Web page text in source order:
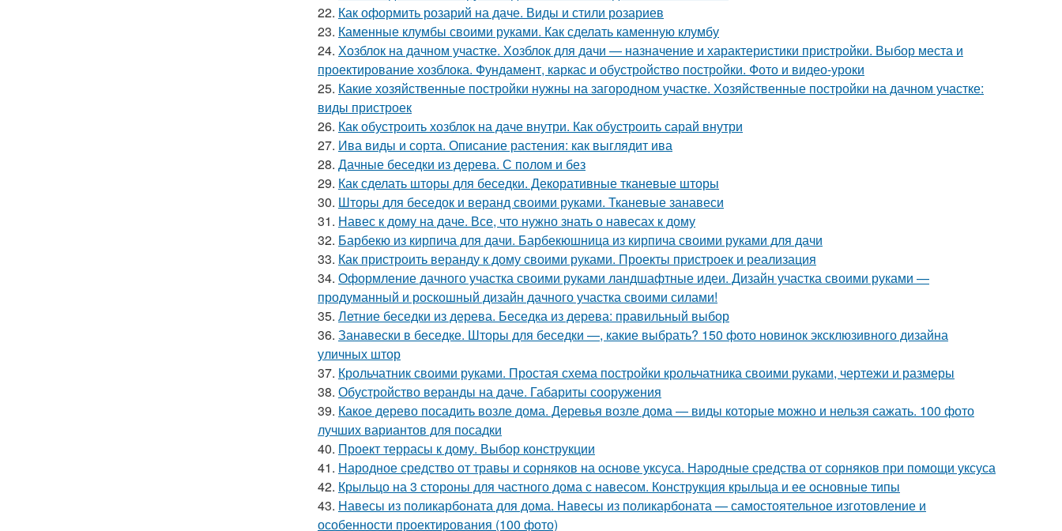
22. Как оформить розарий на даче. Виды и стили розариев
23. Каменные клумбы своими руками. Как сделать каменную клумбу
24. Хозблок на дачном участке. Хозблок для дачи — назначение и характеристики пристройки. Выбор места и
проектирование хозблока. Фундамент, каркас и обустройство постройки. Фото и видео-уроки
25. Какие хозяйственные постройки нужны на загородном участке. Хозяйственные постройки на дачном участке:
виды пристроек
26. Как обустроить хозблок на даче внутри. Как обустроить сарай внутри
27. Ива виды и сорта. Описание растения: как выглядит ива
28. Дачные беседки из дерева. С полом и без
29. Как сделать шторы для беседки. Декоративные тканевые шторы
30. Шторы для беседок и веранд своими руками. Тканевые занавеси
31. Навес к дому на даче. Все, что нужно знать о навесах к дому
32. Барбекю из кирпича для дачи. Барбекюшница из кирпича своими руками для дачи
33. Как пристроить веранду к дому своими руками. Проекты пристроек и реализация
34. Оформление дачного участка своими руками ландшафтные идеи. Дизайн участка своими руками —
продуманный и роскошный дизайн дачного участка своими силами!
35. Летние беседки из дерева. Беседка из дерева: правильный выбор
36. Занавески в беседке. Шторы для беседки —, какие выбрать? 150 фото новинок эксклюзивного дизайна
уличных штор
37. Крольчатник своими руками. Простая схема постройки крольчатника своими руками, чертежи и размеры
38. Обустройство веранды на даче. Габариты сооружения
39. Какое дерево посадить возле дома. Деревья возле дома — виды которые можно и нельзя сажать. 100 фото
лучших вариантов для посадки
40. Проект террасы к дому. Выбор конструкции
41. Народное средство от травы и сорняков на основе уксуса. Народные средства от сорняков при помощи уксуса
42. Крыльцо на 3 стороны для частного дома с навесом. Конструкция крыльца и ее основные типы
43. Навесы из поликарбоната для дома. Навесы из поликарбоната — самостоятельное изготовление и
особенности проектирования (100 фото)